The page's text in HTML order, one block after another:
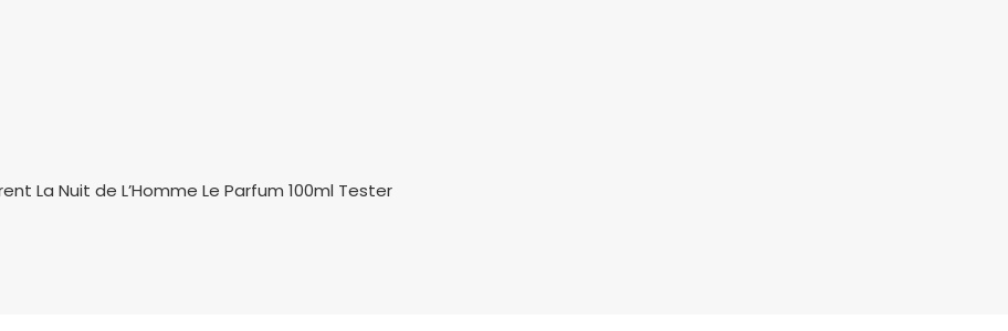
La Nuit de L’Homme Le Parfum 100ml Tester